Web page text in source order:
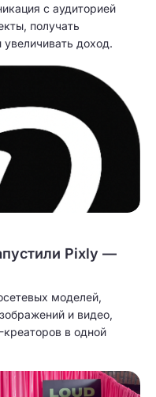
с аудиторией
получать
доход.
Pixly —
моделей,
и видео,
в одной